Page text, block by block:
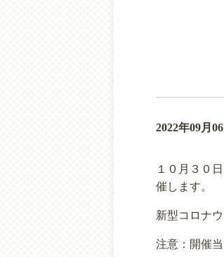
2022年09月06
１０月３０
催します。
新型コロナ
注意：開催